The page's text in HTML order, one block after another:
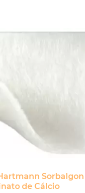
Sorbalgon
de Cálcio